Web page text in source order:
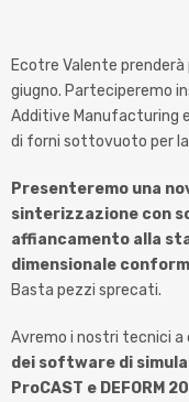
Ecotre Valente prenderà
giugno. Parteciperemo
Additive Manufacturing
di forni sottovuoto per
Presenteremo una
sinterizzazione con
affiancamento alla
dimensionale
Basta pezzi sprecati.
Avremo i nostri tecnici a
dei software di
ProCAST e DEFORM